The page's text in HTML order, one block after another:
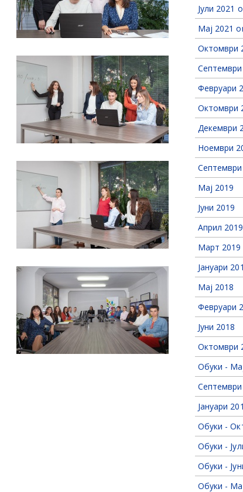
Јули 2021
Мај 2021
Октомври
Февруари
Октомври
Декември
Ноември
Мај 2019
Јуни 2019
Април 2019
Март 2019
Јануари
Мај 2018
Февруари
Јуни 2018
Октомври
Обуки -
Јануари
Обуки -
Обуки -
Обуки -
Обуки -